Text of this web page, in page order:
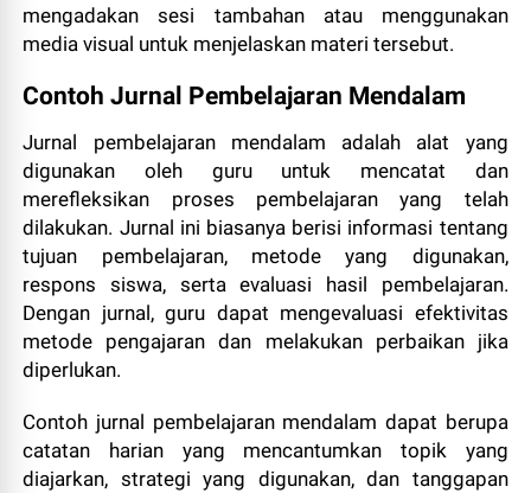
mengadakan sesi tambahan atau menggunakan
media visual untuk menjelaskan materi tersebut.
Contoh Jurnal Pembelajaran Mendalam
Jurnal pembelajaran mendalam adalah alat yang
digunakan oleh guru untuk mencatat dan
merefleksikan proses pembelajaran yang telah
dilakukan. Jurnal ini biasanya berisi informasi tentang
tujuan pembelajaran, metode yang digunakan,
respons siswa, serta evaluasi hasil pembelajaran.
Dengan jurnal, guru dapat mengevaluasi efektivitas
metode pengajaran dan melakukan perbaikan jika
diperlukan.
Contoh jurnal pembelajaran mendalam dapat berupa
catatan harian yang mencantumkan topik yang
diajarkan, strategi yang digunakan, dan tanggapan